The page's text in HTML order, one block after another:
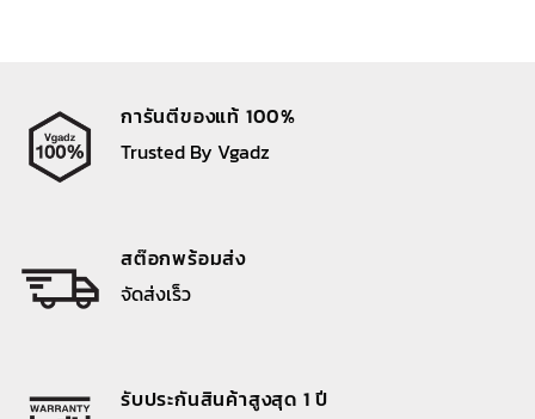
การันตีของแท้ 100%
Trusted By Vgadz
สต๊อกพร้อมส่ง
จัดส่งเร็ว
รับประกันสินค้าสูงสุด 1 ปี